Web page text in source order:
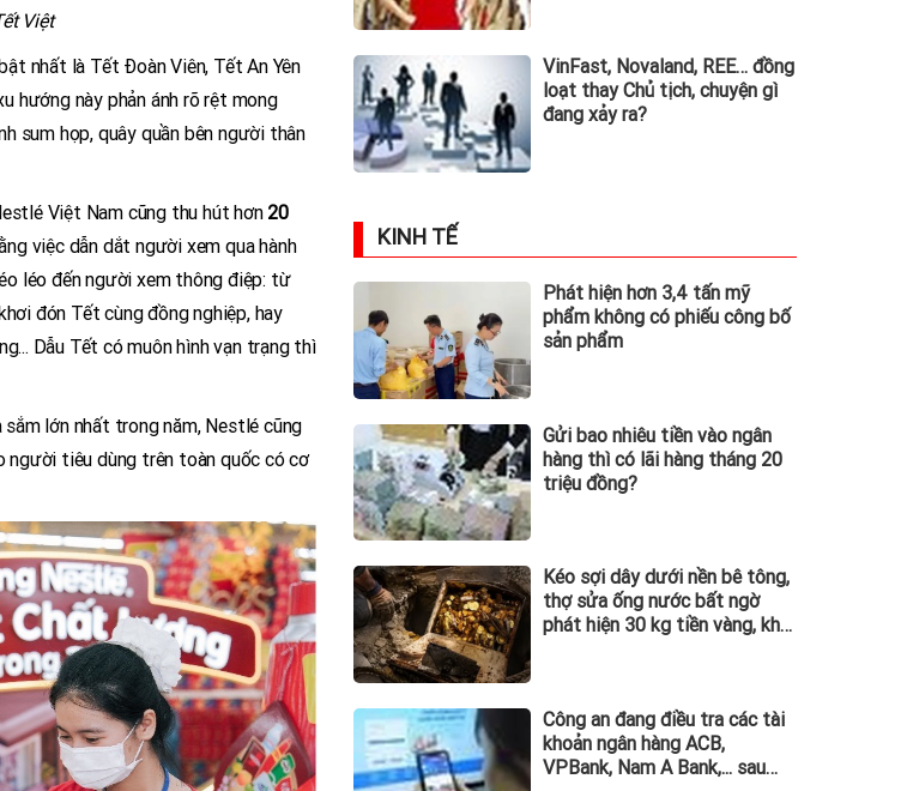
Việt
nhất là Tết Đoàn Viên, Tết An Yên
hướng này phản ánh rõ rệt mong
sum họp, quây quần bên người thân
Việt Nam cũng thu hút hơn 20
việc dẫn dắt người xem qua hành
léo đến người xem thông điệp: từ
đón Tết cùng đồng nghiệp, hay
Dẫu Tết có muôn hình vạn trạng thì
sắm lớn nhất trong năm, Nestlé cũng
người tiêu dùng trên toàn quốc có cơ
VinFast, Novaland, REE… đồng
loạt thay Chủ tịch, chuyện gì
đang xảy ra?
KINH TẾ
Phát hiện hơn 3,4 tấn mỹ
phẩm không có phiếu công bố
sản phẩm
Gửi bao nhiêu tiền vào ngân
hàng thì có lãi hàng tháng 20
triệu đồng?
Kéo sợi dây dưới nền bê tông,
thợ sửa ống nước bất ngờ
phát hiện 30 kg tiền vàng, khu
Công an đang điều tra các tài
khoản ngân hàng ACB,
VPBank, Nam A Bank,... sau